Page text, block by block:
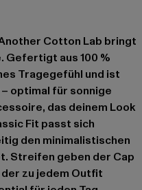
Cotton Lab bringt
Gefertigt aus 100 %
Tragegefühl und ist
optimal für sonnige
das deinem Look
Fit passt sich
den minimalistischen
Streifen geben der Cap
zu jedem Outfit